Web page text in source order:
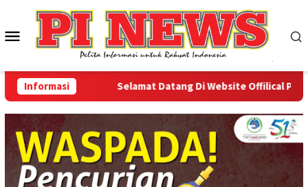
konten
Menu
Mobile
Informasi Selamat Datang Di Website Offilical PI-